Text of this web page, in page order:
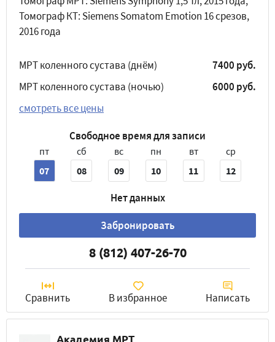
Томограф КТ: Siemens Somatom Emotion 16 срезов,
2016 года
МРТ коленного сустава (днём)
7400 руб.
МРТ коленного сустава (ночью)
6000 руб.
смотреть все цены
Свободное время для записи
пт
07
сб
08
вс
09
пн
10
вт
11
ср
12
Нет данных
Забронировать
8 (812) 407-26-70
Сравнить В избранное Написать
Академия МРТ